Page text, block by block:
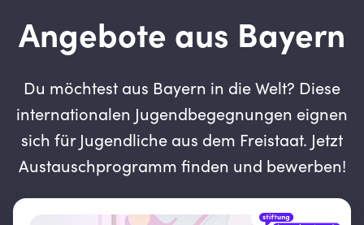
Angebote aus Bayern
Du möchtest aus Bayern in die Welt? Diese
internationalen Jugendbegegnungen eignen
sich für Jugendliche aus dem Freistaat. Jetzt
Austauschprogramm finden und bewerben!